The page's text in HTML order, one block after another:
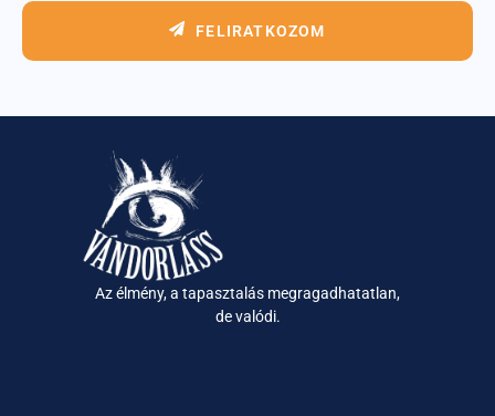
FELIRATKOZOM
Az élmény, a tapasztalás megragadhatatlan,
de valódi.